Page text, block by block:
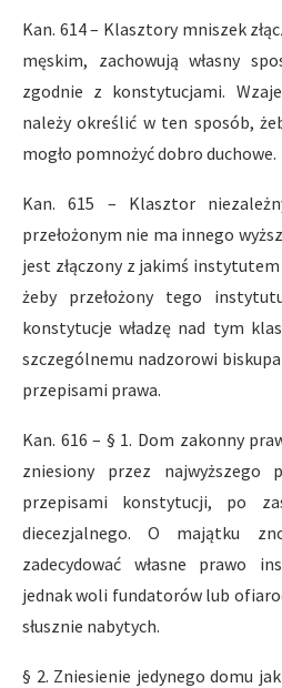
Kan. 614 – Klasztory mniszek
męskim, zachowują własny
zgodnie z konstytucjami.
należy określić w ten sposób,
mogło pomnożyć dobro duchowe.
Kan. 615 – Klasztor
przełożonym nie ma innego
jest złączony z jakimś
żeby przełożony tego
konstytucje władzę nad tym
szczególnemu nadzorowi
przepisami prawa.
Kan. 616 – § 1. Dom zakonny
zniesiony przez najwyższego
przepisami konstytucji, po
diecezjalnego. O majątku
zadecydować własne prawo
jednak woli fundatorów lub
słusznie nabytych.
§ 2. Zniesienie jedynego domu